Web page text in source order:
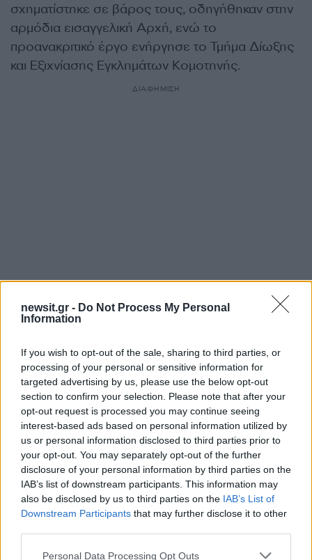
newsit.gr - Do Not Process My Personal
Information
If you wish to opt-out of the sale, sharing to third parties, or
processing of your personal or sensitive information for
targeted advertising by us, please use the below opt-out
section to confirm your selection. Please note that after your
opt-out request is processed you may continue seeing
interest-based ads based on personal information utilized by
us or personal information disclosed to third parties prior to
your opt-out. You may separately opt-out of the further
disclosure of your personal information by third parties on the
IAB’s list of downstream participants. This information may
also be disclosed by us to third parties on the IAB’s List of
Downstream Participants that may further disclose it to other
Please note that this website/app uses one or more Google
Personal Data Processing Opt Outs
σχηματίστηκε σε βάρος τους, οδηγήθηκαν στην
αρμόδια εισαγγελική Αρχή, ενώ το
προανακριτικό έργο ενήργησε το Τμήμα Δίωξης
και Εξιχνίασης Εγκλημάτων Κομοτηνής.
ΔΙΑΦΗΜΙΣΗ
Αν τα χάσατε
«Αφιέρωσε τη ζωή της στο
να βοηθά ανθρώπους που
είχαν ανάγκη» - Η πρώτη
δήλωση της οικογένειας
της 38χρονης Λίζα που
βρέθηκε νεκρή στην
Αργολίδα:
οι δύο
τη δολοφονία του
58χρονου